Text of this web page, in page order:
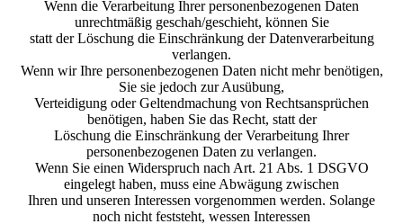
Wenn die Verarbeitung Ihrer personenbezogenen Daten
unrechtmäßig geschah/geschieht, können Sie
statt der Löschung die Einschränkung der Datenverarbeitung
verlangen.
Wenn wir Ihre personenbezogenen Daten nicht mehr benötigen,
Sie sie jedoch zur Ausübung,
Verteidigung oder Geltendmachung von Rechtsansprüchen
benötigen, haben Sie das Recht, statt der
Löschung die Einschränkung der Verarbeitung Ihrer
personenbezogenen Daten zu verlangen.
Wenn Sie einen Widerspruch nach Art. 21 Abs. 1 DSGVO
eingelegt haben, muss eine Abwägung zwischen
Ihren und unseren Interessen vorgenommen werden. Solange
noch nicht feststeht, wessen Interessen